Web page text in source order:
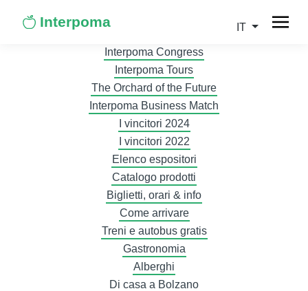
Interpoma IT
Interpoma Congress
Interpoma Tours
The Orchard of the Future
Interpoma Business Match
I vincitori 2024
I vincitori 2022
Elenco espositori
Catalogo prodotti
Biglietti, orari & info
Come arrivare
Treni e autobus gratis
Gastronomia
Alberghi
Di casa a Bolzano